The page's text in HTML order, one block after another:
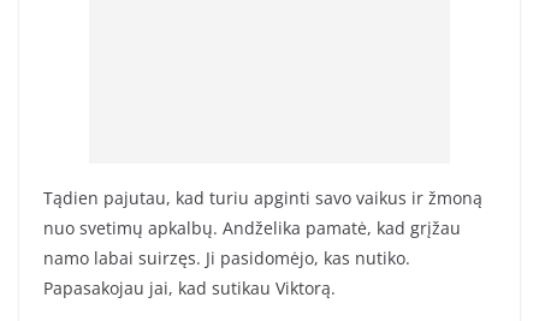
Tądien pajutau, kad turiu apginti savo vaikus ir žmoną
nuo svetimų apkalbų. Andželika pamatė, kad grįžau
namo labai suirzęs. Ji pasidomėjo, kas nutiko.
Papasakojau jai, kad sutikau Viktorą.